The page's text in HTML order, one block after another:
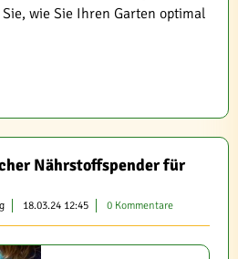
wie Sie Ihren Garten optimal
Nährstoffspender für
18.03.24 12:45 0 Kommentare